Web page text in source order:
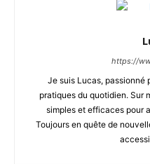
https://
Je suis Lucas, passionné
pratiques du quotidien. Sur
simples et efficaces pour
Toujours en quête de